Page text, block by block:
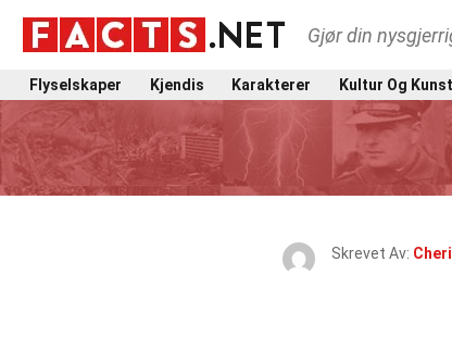
Gjør din
Flyselskaper Kjendis Karakterer Kultur Og Kunst
Skrevet Av: